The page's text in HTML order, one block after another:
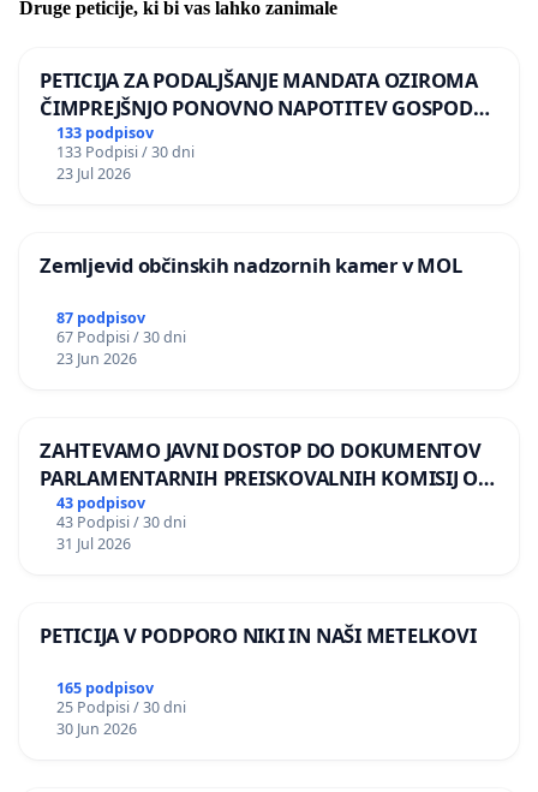
Druge peticije, ki bi vas lahko zanimale
PETICIJA ZA PODALJŠANJE MANDATA OZIROMA
ČIMPREJŠNJO PONOVNO NAPOTITEV GOSPODA
BERNARDA ŠRAJNERJA NA VELEPOSLANIŠTVO
REPUBLIKE SLOVENIJE V MOSKVI
133 podpisov
133 Podpisi / 30 dni
23 Jul 2026
Zemljevid občinskih nadzornih kamer v MOL
87 podpisov
67 Podpisi / 30 dni
23 Jun 2026
ZAHTEVAMO JAVNI DOSTOP DO DOKUMENTOV
PARLAMENTARNIH PREISKOVALNIH KOMISIJ O
ILEGALNI TRGOVINI Z OROŽJEM
43 podpisov
43 Podpisi / 30 dni
31 Jul 2026
PETICIJA V PODPORO NIKI IN NAŠI METELKOVI
165 podpisov
25 Podpisi / 30 dni
30 Jun 2026